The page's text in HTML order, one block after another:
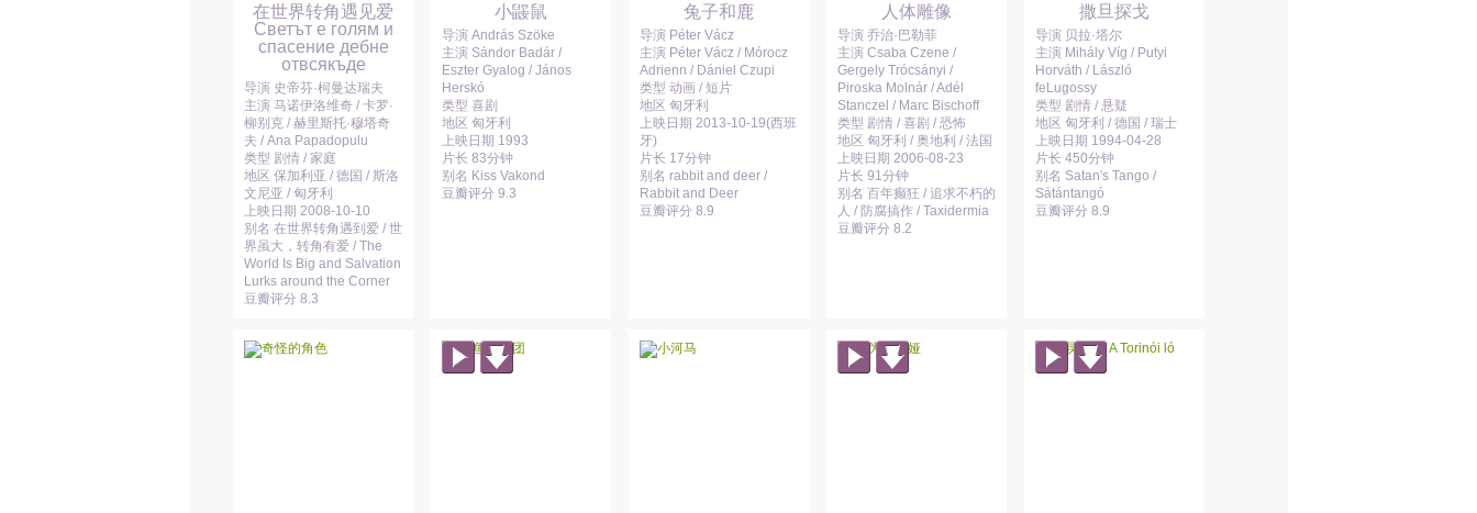
在世界转角遇见爱
Светът е голям и
спасение дебне
отвсякъде
导演 史帝芬·柯曼达瑞夫
主演 马诺伊洛维奇 / 卡罗·
柳别克 / 赫里斯托·穆塔奇
夫 / Ana Papadopulu
类型 剧情 / 家庭
地区 保加利亚 / 德国 / 斯洛
文尼亚 / 匈牙利
上映日期 2008-10-10
别名 在世界转角遇到爱 / 世
界虽大，转角有爱 / The
World Is Big and Salvation
Lurks around the Corner
豆瓣评分 8.3
小鼹鼠
导演 András Szöke
主演 Sándor Badár /
Eszter Gyalog / János
Herskó
类型 喜剧
地区 匈牙利
上映日期 1993
片长 83分钟
别名 Kiss Vakond
豆瓣评分 9.3
兔子和鹿
导演 Péter Vácz
主演 Péter Vácz / Mórocz
Adrienn / Dániel Czupi
类型 动画 / 短片
地区 匈牙利
上映日期 2013-10-19(西班
牙)
片长 17分钟
别名 rabbit and deer /
Rabbit and Deer
豆瓣评分 8.9
人体雕像
导演 乔治·巴勒菲
主演 Csaba Czene /
Gergely Trócsányi /
Piroska Molnár / Adél
Stanczel / Marc Bischoff
类型 剧情 / 喜剧 / 恐怖
地区 匈牙利 / 奥地利 / 法国
上映日期 2006-08-23
片长 91分钟
别名 百年癫狂 / 追求不朽的
人 / 防腐搞作 / Taxidermia
豆瓣评分 8.2
撒旦探戈
导演 贝拉·塔尔
主演 Mihály Víg / Putyi
Horváth / László
feLugossy
类型 剧情 / 悬疑
地区 匈牙利 / 德国 / 瑞士
上映日期 1994-04-28
片长 450分钟
别名 Satan's Tango /
Sátántangó
豆瓣评分 8.9